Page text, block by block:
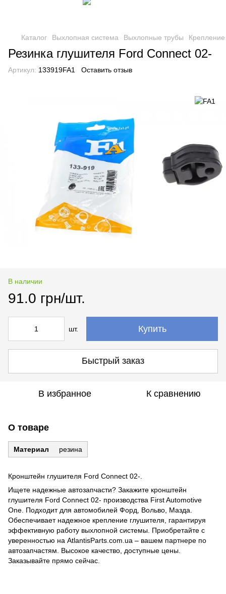
Каталог Выхлопная система Выхлопные трубы
Резинка глушителя Ford Connect 02-
Артикул: 133919FA1 Оставить отзыв
В наличии
91.0 грн/шт.
шт. Купить
Быстрый заказ
В избранное К сравнению
О товаре
Материал резина
Кронштейн глушителя Ford Connect 02-.
Ищете надежные автозапчасти? Закажите кронштейн
глушителя Ford Connect 02- производства First Automotive
One. Подходит для автомобилей Форд, Вольво, Мазда.
Обеспечивает надежное крепление глушителя, гарантируя
эффективную работу выхлопной системы. Приобретайте с
уверенностью на AtlantisParts.com.ua – вашем партнере по
автозапчастям. Высокое качество, доступные цены.
Заказывайте прямо сейчас.